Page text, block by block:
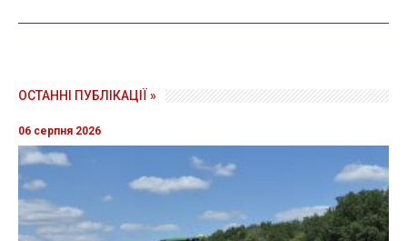
ОСТАННІ ПУБЛІКАЦІЇ »
06 серпня 2026